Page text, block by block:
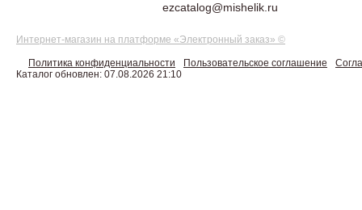
ezcatalog@mishelik.ru
Интернет-магазин на платформе «Электронный заказ» ©
Политика конфиденциальности Пользовательское соглашение
Каталог обновлен: 07.08.2026 21:10